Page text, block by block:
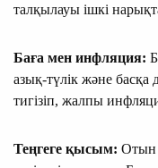
талқылауы ішкі
Баға мен инфляция:
азық-түлік және басқа
тигізіп, жалпы
Теңгеге қысым: Отын